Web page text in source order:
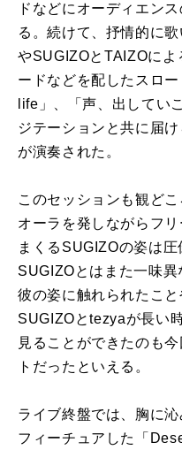
ドなどにオーディエン
る。続けて、抒情的に
やSUGIZOとTAIZOによ
ードなどを配したスロ
life」、「声、出してい
ジテーションと共に届
が演奏された。
このセッションも観ど
オーラを発しながらフ
まくるSUGIZOの姿は
SUGIZOとはまた一味
彼の姿に触れられたこ
SUGIZOとtezyaが長い
見ることができたのも
トだったといえる。
ライブ終盤では、胸に
フィーチュアした「